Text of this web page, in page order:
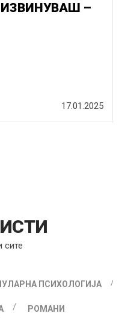
–
17.01.2025
сите
ПСИХОЛОГИЈА
РОМАНИ